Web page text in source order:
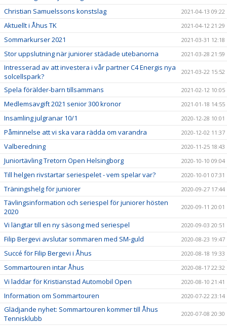
Christian Samuelssons konstslag 2021-04-13 09:22
Aktuellt i Åhus TK 2021-04-12 21:29
Sommarkurser 2021 2021-03-31 12:18
Stor uppslutning när juniorer städade utebanorna 2021-03-28 21:59
Intresserad av att investera i vår partner C4 Energis nya
solcellspark?
2021-03-22 15:52
Spela förälder-barn tillsammans 2021-02-12 10:05
Medlemsavgift 2021 senior 300 kronor 2021-01-18 14:55
Insamling julgranar 10/1 2020-12-28 10:01
Påminnelse att vi ska vara rädda om varandra 2020-12-02 11:37
Valberedning 2020-11-25 18:43
Juniortävling Tretorn Open Helsingborg 2020-10-10 09:04
Till helgen rivstartar seriespelet - vem spelar var? 2020-10-01 07:31
Träningshelg för juniorer 2020-09-27 17:44
Tävlingsinformation och seriespel för juniorer hösten
2020
2020-09-11 20:01
Vi längtar till en ny säsong med seriespel 2020-09-03 20:51
Filip Bergevi avslutar sommaren med SM-guld 2020-08-23 19:47
Succé för Filip Bergevi i Åhus 2020-08-18 19:33
Sommartouren intar Åhus 2020-08-17 22:32
Vi laddar för Kristianstad Automobil Open 2020-08-10 21:41
Information om Sommartouren 2020-07-22 23:14
Glädjande nyhet: Sommartouren kommer till Åhus
Tennisklubb
2020-07-08 20:30